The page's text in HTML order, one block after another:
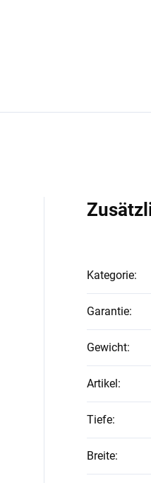
Kategorie:
Garantie:
Gewicht:
Artikel:
Tiefe:
Breite: